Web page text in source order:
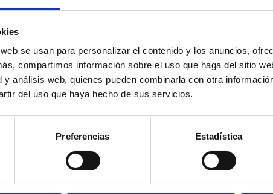
se usan para personalizar el contenido y los anuncios,
compartimos información sobre el uso que haga del sitio
y análisis web, quienes pueden combinarla con otra
del uso que haya hecho de sus servicios.
Preferencias Estadística
de ésta solución, simplifica los
Resultado obtenido
de celosías de lamas